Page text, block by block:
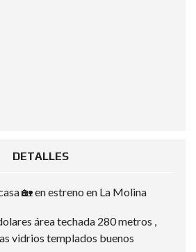
DETALLES
🏡 en estreno en La Molina
área techada 280 metros ,
vidrios templados buenos